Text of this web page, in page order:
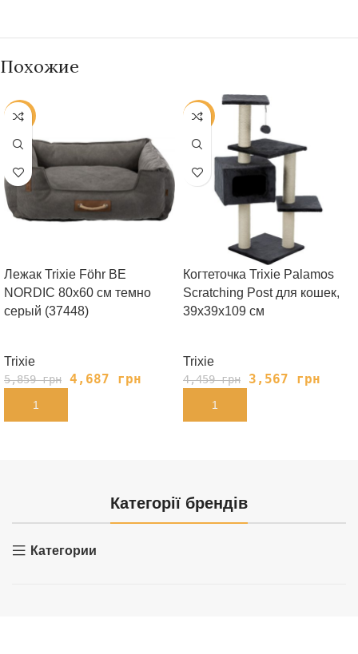
Похожие
-20%
Лежак Trixie Föhr BE
NORDIC 80х60 cм темно
серый (37448)
Trixie
5,859грн 4,687 грн
В КОРЗИНУ
-20%
Когтеточка Trixie Palamos
Scratching Post для кошек,
39х39х109 см
Trixie
4,459грн 3,567 грн
В КОРЗИНУ
Категорії брендів
Категории